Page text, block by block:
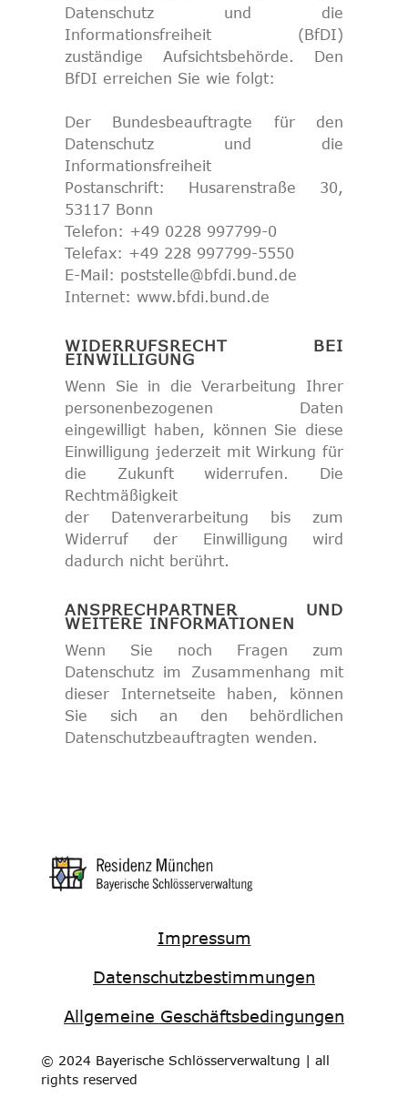
Datenschutz und die
Informationsfreiheit (BfDI)
zuständige Aufsichtsbehörde. Den
BfDI erreichen Sie wie folgt:
Der Bundesbeauftragte für den
Datenschutz und die
Informationsfreiheit
Postanschrift: Husarenstraße 30,
53117 Bonn
Telefon: +49 0228 997799-0
Telefax: +49 228 997799-5550
E-Mail: poststelle@bfdi.bund.de
Internet: www.bfdi.bund.de
WIDERRUFSRECHT BEI
EINWILLIGUNG
Wenn Sie in die Verarbeitung Ihrer
personenbezogenen Daten
eingewilligt haben, können Sie diese
Einwilligung jederzeit mit Wirkung für
die Zukunft widerrufen. Die
Rechtmäßigkeit
der Datenverarbeitung bis zum
Widerruf der Einwilligung wird
dadurch nicht berührt.
ANSPRECHPARTNER UND
WEITERE INFORMATIONEN
Wenn Sie noch Fragen zum
Datenschutz im Zusammenhang mit
dieser Internetseite haben, können
Sie sich an den behördlichen
Datenschutzbeauftragten wenden.
Impressum
Datenschutzbestimmungen
Allgemeine Geschäftsbedingungen
© 2024 Bayerische Schlösserverwaltung | all
rights reserved